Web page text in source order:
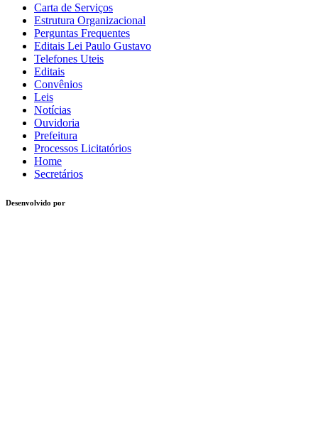
Carta de Serviços
Estrutura Organizacional
Perguntas Frequentes
Editais Lei Paulo Gustavo
Telefones Uteis
Editais
Convênios
Leis
Notícias
Ouvidoria
Prefeitura
Processos Licitatórios
Home
Secretários
Desenvolvido por